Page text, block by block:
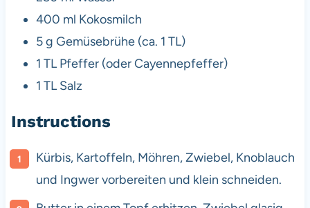
400 ml Kokosmilch
5 g Gemüsebrühe (ca. 1 TL)
1 TL Pfeffer (oder Cayennepfeffer)
1 TL Salz
Instructions
Kürbis, Kartoffeln, Möhren, Zwiebel, Knoblauch
und Ingwer vorbereiten und klein schneiden.